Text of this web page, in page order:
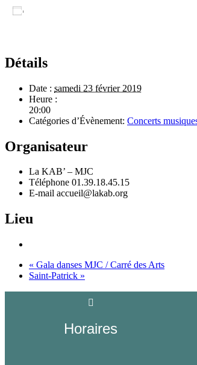
Détails
Date : samedi 23 février 2019
Heure :
20:00
Catégories d’Évènement: Concerts
Organisateur
La KAB’ – MJC
Téléphone 01.39.18.45.15
E-mail accueil@lakab.org
Lieu
« Gala danses MJC / Carré des Arts
Saint-Patrick »
Horaires